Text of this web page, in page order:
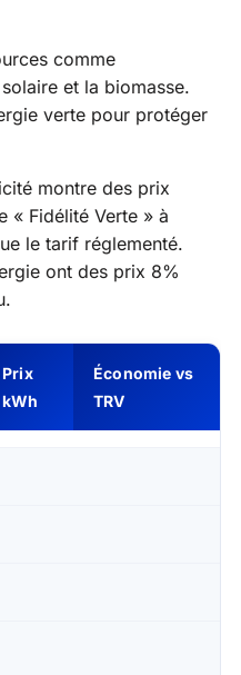
comme
et la biomasse.
verte pour protéger
montre des prix
« Fidélité Verte » à
le tarif réglementé.
ont des prix 8%
Prix
kWh
Économie vs
TRV